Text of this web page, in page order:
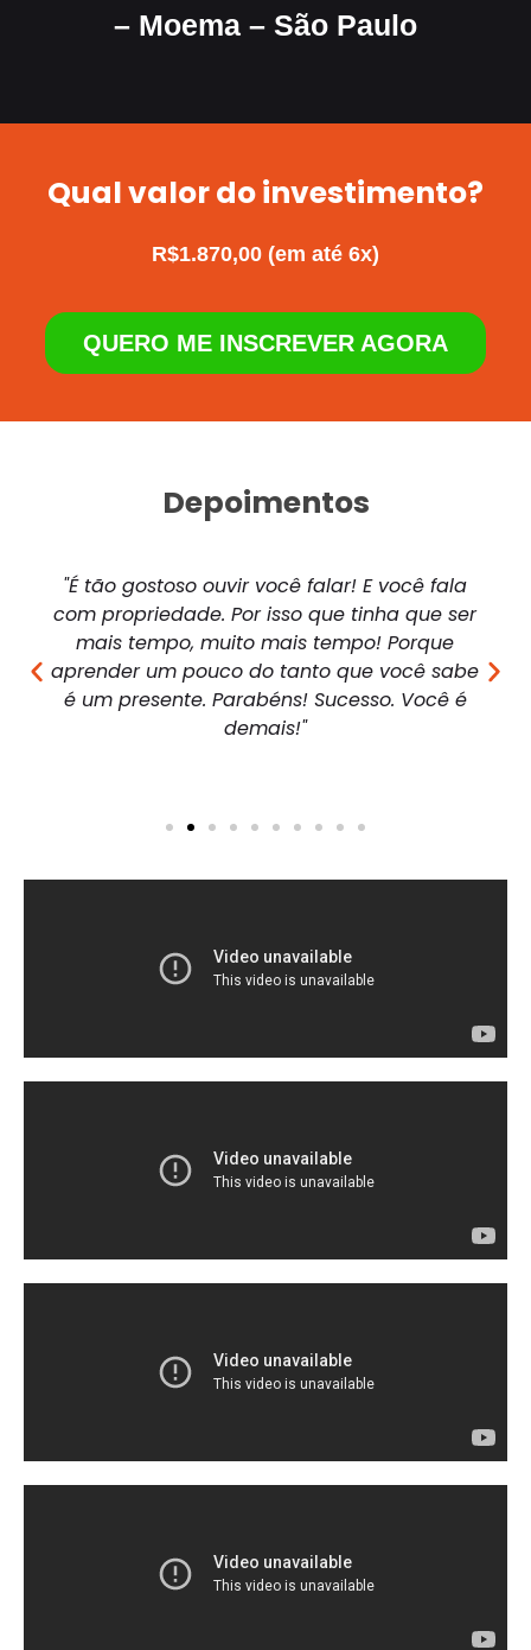
– Moema – São Paulo
Qual valor do investimento?
R$1.870,00 (em até 6x)
QUERO ME INSCREVER AGORA
Depoimentos
"É tão gostoso ouvir você falar! E você fala
com propriedade. Por isso que tinha que ser
mais tempo, muito mais tempo! Porque
aprender um pouco do tanto que você sabe
é um presente. Parabéns! Sucesso. Você é
demais!"